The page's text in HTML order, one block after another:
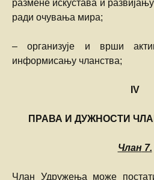
размене искустава и
ради очувања мира;
– организује и врши
информисању чланства;
IV
ПРАВА И ДУЖНОСТИ
Члан7.
Члан Удружења може